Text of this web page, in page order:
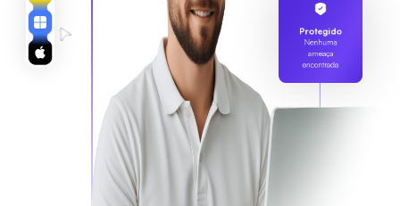
Protegido
Nenhuma
ameaça
encontrada